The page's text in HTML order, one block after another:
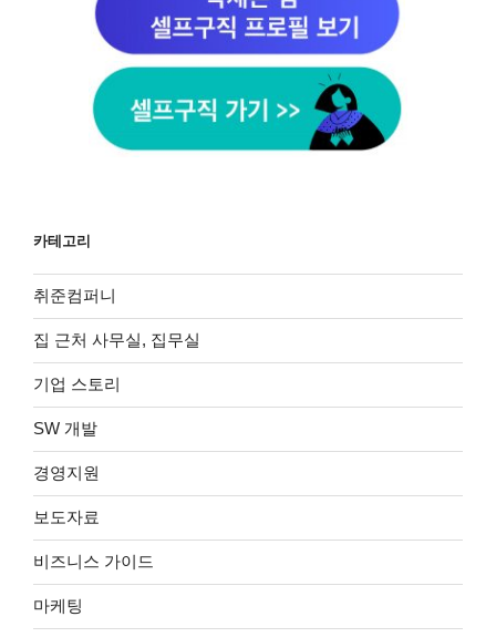
카테고리
취준컴퍼니
집 근처 사무실, 집무실
기업 스토리
SW 개발
경영지원
보도자료
비즈니스 가이드
마케팅